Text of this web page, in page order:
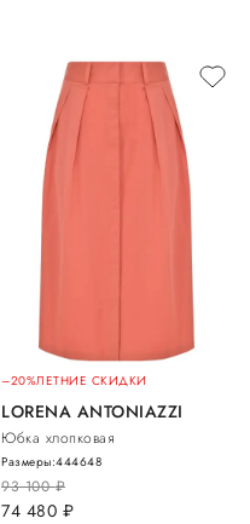
–20%ЛЕТНИЕ СКИДКИ
LORENA ANTONIAZZI
Юбка хлопковая
93 100руб.
74 480 руб.
Размеры:444648